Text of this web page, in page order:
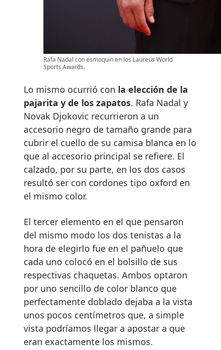
Rafa Nadal con esmoquin en los Laureus World
Sports Awards.
Lo mismo ocurrió con la elección de la
pajarita y de los zapatos. Rafa Nadal y
Novak Djokovic recurrieron a un
accesorio negro de tamaño grande para
cubrir el cuello de su camisa blanca en lo
que al accesorio principal se refiere. El
calzado, por su parte, en los dos casos
resultó ser con cordones tipo oxford en
el mismo color.
El tercer elemento en el que pensaron
del mismo modo los dos tenistas a la
hora de elegirlo fue en el pañuelo que
cada uno colocó en el bolsillo de sus
respectivas chaquetas. Ambos optaron
por uno sencillo de color blanco que
perfectamente doblado dejaba a la vista
unos pocos centímetros que, a simple
vista podríamos llegar a apostar a que
eran exactamente los mismos.